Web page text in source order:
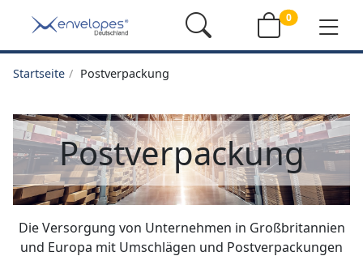
0
Startseite Postverpackung
Postverpackung
Die Versorgung von Unternehmen in Großbritannien
und Europa mit Umschlägen und Postverpackungen